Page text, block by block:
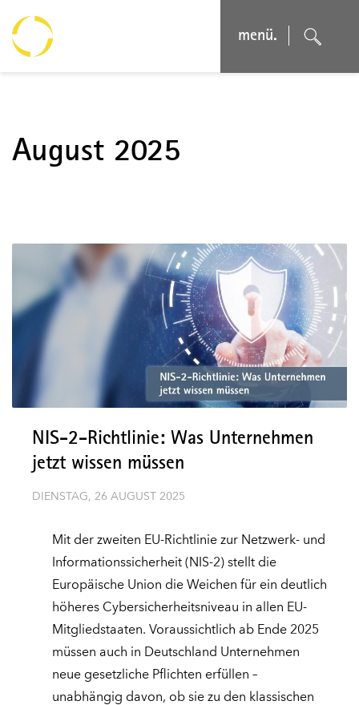
menü.
August 2025
NIS-2-Richtlinie: Was Unternehmen
jetzt wissen müssen
DIENSTAG, 26 AUGUST 2025
Mit der zweiten EU-Richtlinie zur Netzwerk- und
Informationssicherheit (NIS-2) stellt die
Europäische Union die Weichen für ein deutlich
höheres Cybersicherheitsniveau in allen EU-
Mitgliedstaaten. Voraussichtlich ab Ende 2025
müssen auch in Deutschland Unternehmen
neue gesetzliche Pflichten erfüllen –
unabhängig davon, ob sie zu den klassischen